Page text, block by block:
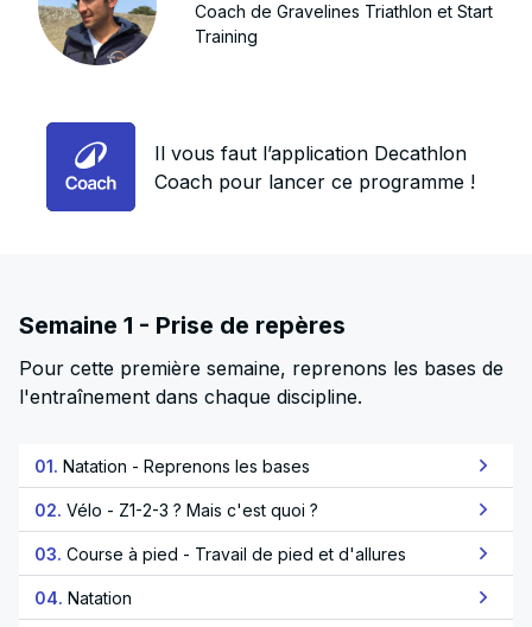
Coach de Gravelines Triathlon et Start
Training
Il vous faut l’application Decathlon
Coach pour lancer ce programme !
Semaine 1 - Prise de repères
Pour cette première semaine, reprenons les bases de
l'entraînement dans chaque discipline.
01. Natation - Reprenons les bases
02. Vélo - Z1-2-3 ? Mais c'est quoi ?
03. Course à pied - Travail de pied et d'allures
04. Natation